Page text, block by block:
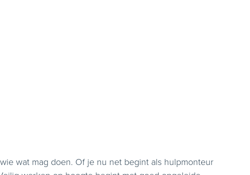
wat mag doen. Of je nu net begint als hulpmonteur